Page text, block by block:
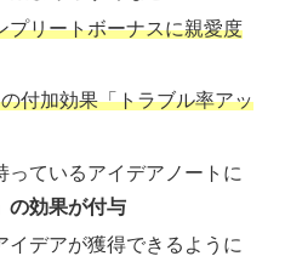
プリートボーナスに親愛度
付加効果「トラブル率アッ
っているアイデアノートに
の効果が付与
イデアが獲得できるように